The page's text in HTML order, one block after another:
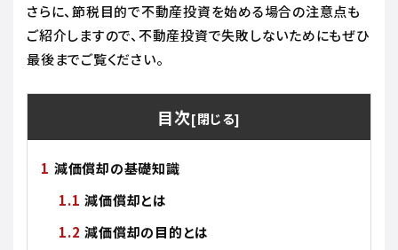
さらに、節税目的で不動産投資を始める場合の注意点も
ご紹介しますので、不動産投資で失敗しないためにもぜひ
最後までご覧ください。
目次
減価償却の基礎知識
減価償却とは
減価償却の目的とは